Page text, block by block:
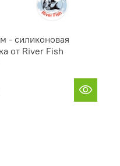
- силиконовая
от River Fish